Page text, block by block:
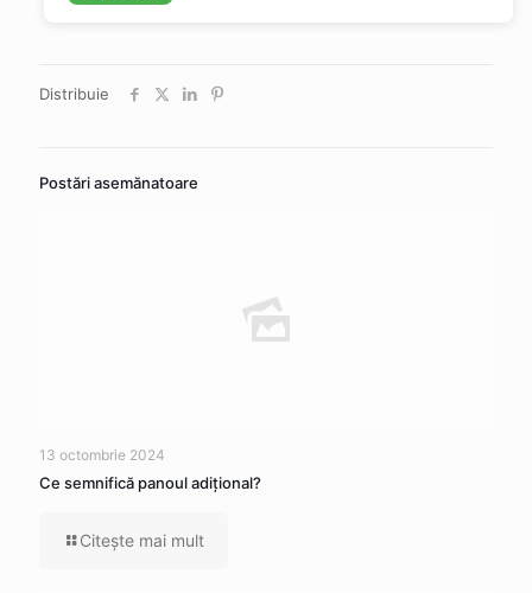
Distribuie
Postări asemănatoare
13 octombrie 2024
Ce semnifică panoul adițional?
Citeşte mai mult